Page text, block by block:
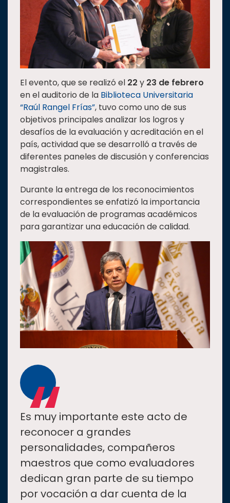
Responsabilidad
Vinculación
Historia
Nacional
El evento, que se realizó el 22 y 23 de febrero
en el auditorio de la Biblioteca Universitaria
“Raúl Rangel Frías”, tuvo como uno de sus
objetivos principales analizar los logros y
desafíos de la evaluación y acreditación en el
país, actividad que se desarrolló a través de
diferentes paneles de discusión y conferencias
magistrales.
Durante la entrega de los reconocimientos
correspondientes se enfatizó la importancia
de la evaluación de programas académicos
para garantizar una educación de calidad.
“
Es muy importante este acto de
reconocer a grandes
personalidades, compañeros
maestros que como evaluadores
dedican gran parte de su tiempo
por vocación a dar cuenta de la